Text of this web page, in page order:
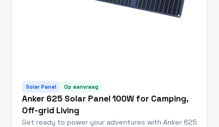
Solar Panel Op aanvraag
Anker 625 Solar Panel 100W for Camping,
Off-grid Living
Get ready to power your adventures with Anker 625